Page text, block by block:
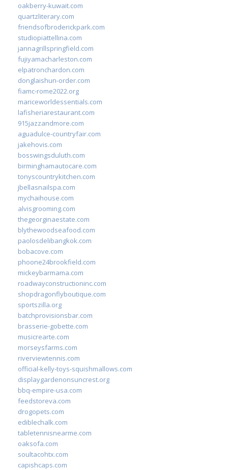
oakberry-kuwait.com
quartzliterary.com
friendsofbroderickpark.com
studiopiattellina.com
jannagrillspringfield.com
fujiyamacharleston.com
elpatronchardon.com
donglaishun-order.com
fiamc-rome2022.org
mariceworldessentials.com
lafisheriarestaurant.com
915jazzandmore.com
aguadulce-countryfair.com
jakehovis.com
bosswingsduluth.com
birminghamautocare.com
tonyscountrykitchen.com
jbellasnailspa.com
mychaihouse.com
alvisgrooming.com
thegeorginaestate.com
blythewoodseafood.com
paolosdelibangkok.com
bobacove.com
phoone24brookfield.com
mickeybarmama.com
roadwayconstructioninc.com
shopdragonflyboutique.com
sportszilla.org
batchprovisionsbar.com
brasserie-gobette.com
musicrearte.com
morseysfarms.com
riverviewtennis.com
official-kelly-toys-squishmallows.com
displaygardenonsuncrest.org
bbq-empire-usa.com
feedstoreva.com
drogopets.com
ediblechalk.com
tabletennisnearme.com
oaksofa.com
soultacohtx.com
capishcaps.com